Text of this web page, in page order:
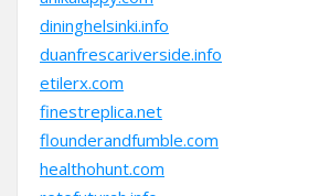
dininghelsinki.info
duanfrescariverside.info
etilerx.com
finestreplica.net
flounderandfumble.com
healthohunt.com